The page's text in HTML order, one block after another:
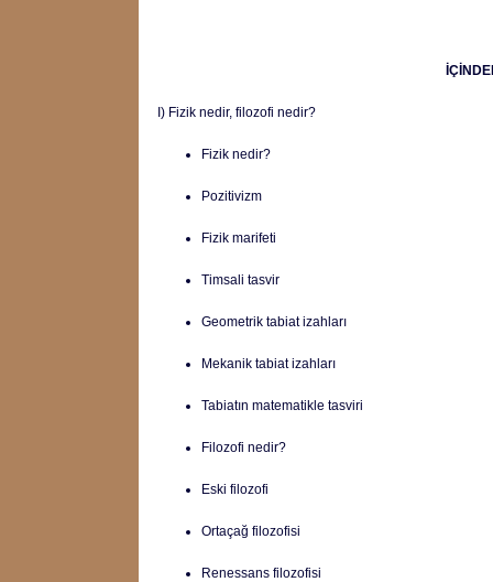
I) Fizik nedir, filozofi nedir?
Fizik nedir?
Pozitivizm
Fizik marifeti
Timsali tasvir
Geometrik tabiat izahları
Mekanik tabiat izahları
Tabiatın matematikle tasviri
Filozofi nedir?
Eski filozofi
Ortaçağ filozofisi
Renessans filozofisi